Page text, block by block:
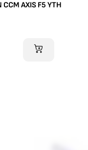
CCM AXIS F5 YTH
AJOUTER AU PANIER